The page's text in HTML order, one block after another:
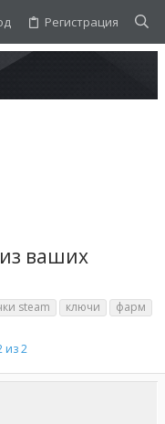
Регистрация
ваших
steam ключи фарм
из 2